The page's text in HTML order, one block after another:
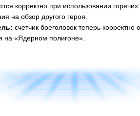
корректно при использовании
на обзор другого героя.
счетчик боеголовок теперь
на «Ядерном полигоне».